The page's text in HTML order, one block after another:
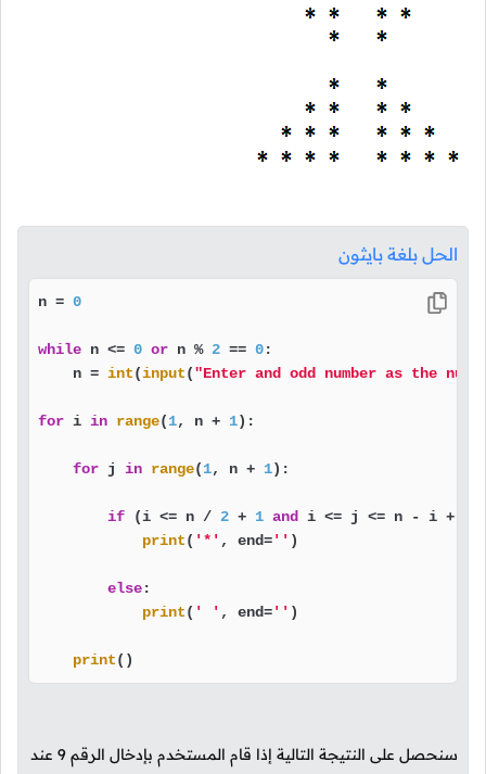
الحل بلغة بايثون
n = 0
while n <= 0 or n % 2 == 0:
    n =
int(input("Enter and odd number as the
for i in range(1, n + 1):
for j in range(1, n + 1):
if (i <= n / 2 + 1 and i <= j <= n - i +
print( '*' , end='' )
else:
print( ' ' , end='' )
print()
سنحصل على النتيجة التالية إذا قام المستخدم بإدخال الرقم 9 عند